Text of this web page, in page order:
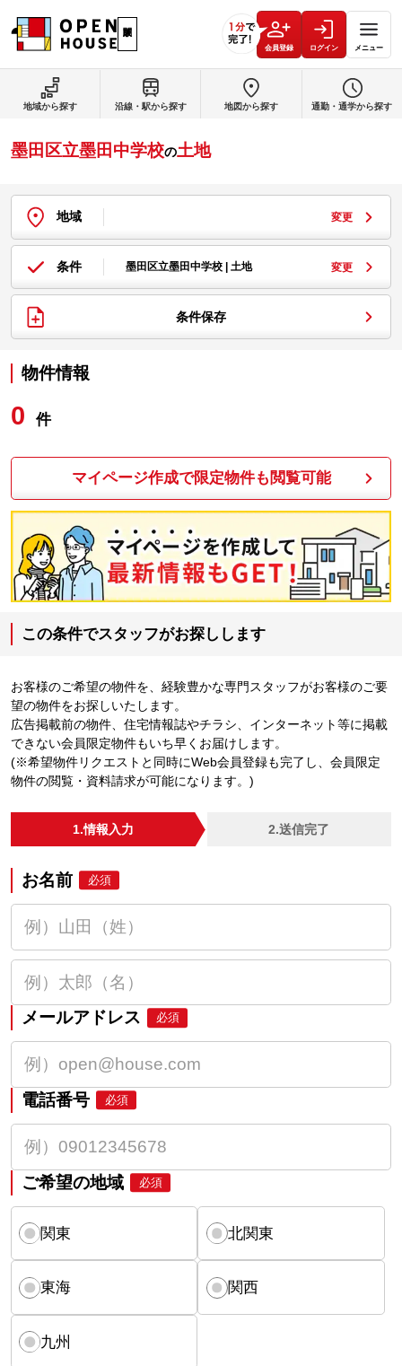
会員登録 ログイン メニュー
墨田区立墨田中学校の土地
地域 変更
条件 墨田区立墨田中学校 | 土地 変更
条件保存
物件情報
0 件
マイページ作成で限定物件も閲覧可能
この条件でスタッフがお探しします
お客様のご希望の物件を、経験豊かな専門スタッフがお客様のご要
望の物件をお探しいたします。
広告掲載前の物件、住宅情報誌やチラシ、インターネット等に掲載
できない会員限定物件もいち早くお届けします。
(※希望物件リクエストと同時にWeb会員登録も完了し、会員限定
物件の閲覧・資料請求が可能になります。)
1.情報入力 2.送信完了
お名前 必須
メールアドレス 必須
電話番号 必須
ご希望の地域 必須
関東 北関東
東海 関西
九州
地域から探す 沿線・駅から探す 地図から探す 通勤・通学から探す